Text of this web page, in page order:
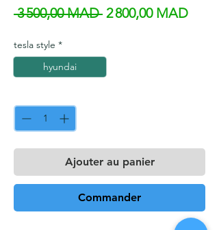
3 500,00 MAD Prix original
2 800,00 MADPrix
tesla style *
hyundai
Ajouter au panier
Commander